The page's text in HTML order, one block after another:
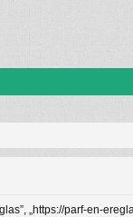
„https://parf-en-